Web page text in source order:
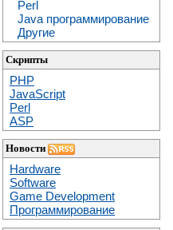
Perl
Java программирование
Другие
Скрипты
PHP
JavaScript
Perl
ASP
Новости
Hardware
Software
Game Development
Программирование